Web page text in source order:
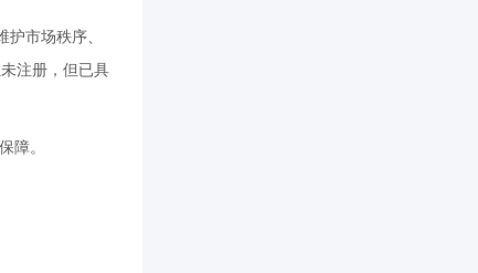
市场秩序、
注册，但已具
障。